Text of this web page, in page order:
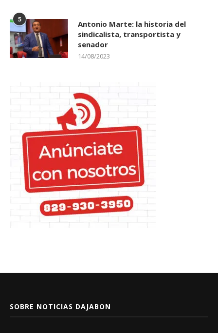
5
Antonio Marte: la historia del
sindicalista, transportista y
senador
14/08/2023
SOBRE NOTICIAS DAJABON